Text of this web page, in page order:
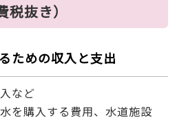
抜き）
ための収入と支出
など
を購入する費用、水道施設